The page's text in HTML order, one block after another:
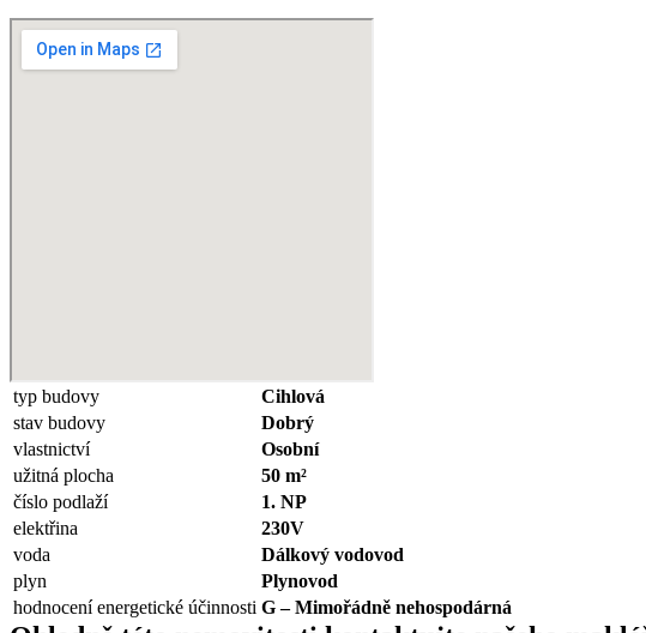
typ budovy
Cihlová
stav budovy
Dobrý
vlastnictví
Osobní
užitná plocha
50 m²
číslo podlaží
1. NP
elektřina
230V
voda
Dálkový vodovod
plyn
Plynovod
hodnocení energetické účinnosti G – Mimořádně nehospodárná